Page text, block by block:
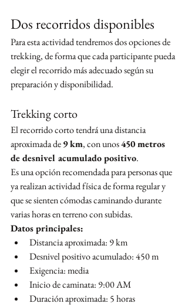
Dos recorridos disponibles
Para esta actividad tendremos dos opciones de
trekking, de forma que cada participante pueda
elegir el recorrido más adecuado según su
preparación y disponibilidad.
Trekking corto
El recorrido corto tendrá una distancia
aproximada de 9 km, con unos 450 metros
de desnivel acumulado positivo.
Es una opción recomendada para personas que
ya realizan actividad física de forma regular y
que se sienten cómodas caminando durante
varias horas en terreno con subidas.
Datos principales:
Distancia aproximada: 9 km
Desnivel positivo acumulado: 450 m
Exigencia: media
Inicio de caminata: 9:00 AM
Duración aproximada: 5 horas